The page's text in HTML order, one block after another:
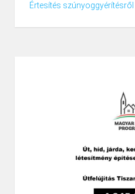
Értesítés szúnyoggyérítésről